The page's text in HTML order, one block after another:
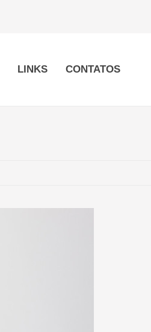
LINKS CONTATOS